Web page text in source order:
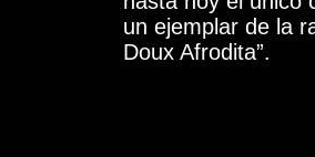
un ejemplar de la
Doux Afrodita”.